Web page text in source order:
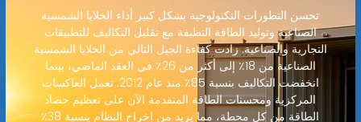
تحسن التطورات التكنولوجية بشكل كبير أداء الخلايا الشمسية
الصناعية وتوليد الطاقة النظيفة مع تقليل التكاليف للتطبيقات
التجارية والصناعية. زادت كفاءة الجيل التالي من الخلايا الشمسية
الصناعية من 18٪ إلى أكثر من 26٪ في العقد الماضي، بينما
انخفضت التكاليف بنسبة 85٪ منذ عام 2012. تعمل العاكسات
المركزية ومحسنات الطاقة المتقدمة الآن على تعظيم حصاد
الطاقة من كل محطة، مما يزيد من إخراج النظام بنسبة 38٪